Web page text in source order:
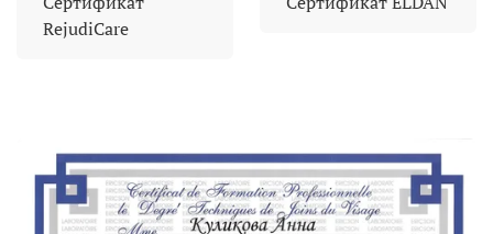
RejudiCare